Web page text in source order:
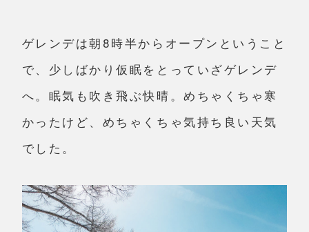
ゲレンデは朝8時半からオープンということ
で、少しばかり仮眠をとっていざゲレンデ
へ。眠気も吹き飛ぶ快晴。めちゃくちゃ寒
かったけど、めちゃくちゃ気持ち良い天気
でした。